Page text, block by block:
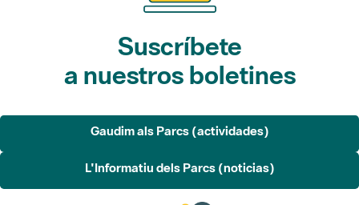
Suscríbete
a nuestros boletines
Gaudim als Parcs (actividades)
L'Informatiu dels Parcs (noticias)